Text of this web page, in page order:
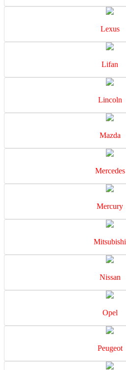
Lexus
Lifan
Lincoln
Mazda
Mercedes
Mercury
Mitsubishi
Nissan
Opel
Peugeot